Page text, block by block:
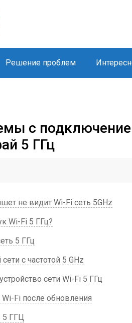
Решение проблем
с
5 ГГц
не видит Wi-Fi сеть 5GHz
Wi-Fi 5 ГГц?
5 ГГц
с частотой 5 GHz
сети Wi-Fi 5 ГГц
Fi после обновления
5 ГГЦ